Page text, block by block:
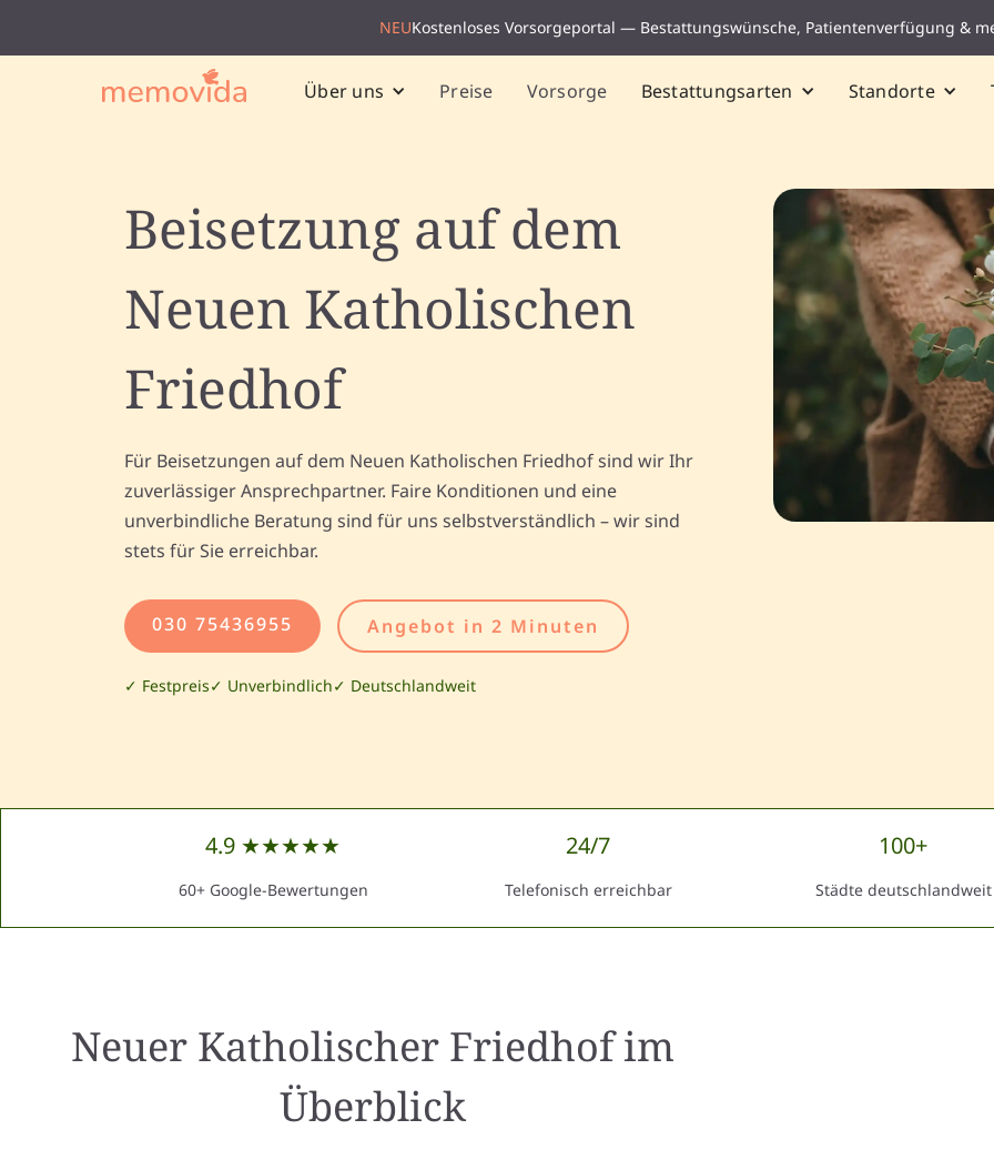
NEUKostenloses Vorsorgeportal — Bestattungswünsche, Patientenverfügung &
Über uns Preise Vorsorge Bestattungsarten Standorte
Beisetzung auf dem
Neuen Katholischen
Friedhof
Für Beisetzungen auf dem Neuen Katholischen Friedhof sind wir Ihr
zuverlässiger Ansprechpartner. Faire Konditionen und eine
unverbindliche Beratung sind für uns selbstverständlich – wir sind
stets für Sie erreichbar.
030 75436955 Angebot in 2 Minuten
✓ Festpreis✓ Unverbindlich✓ Deutschlandweit
4.9 ★★★★★
60+ Google-Bewertungen
24/7
Telefonisch erreichbar
100+
Städte deutschlandweit
Neuer Katholischer Friedhofim
Überblick